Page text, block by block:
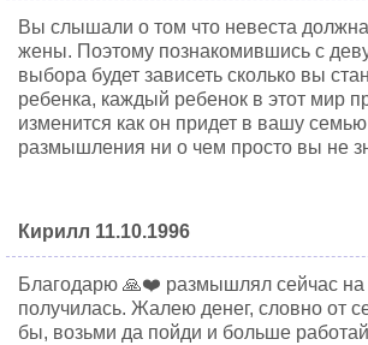
Вы слышали о том что невеста
жены. Поэтому познакомившись с
выбора будет зависеть сколько вы
ребенка, каждый ребенок в этот мир
изменится как он придет в вашу
размышления ни о чем просто вы не
Кирилл 11.10.1996
Благодарю 🙏❤️ размышлял сейчас на
получилась. Жалею денег, словно от
бы, возьми да пойди и больше